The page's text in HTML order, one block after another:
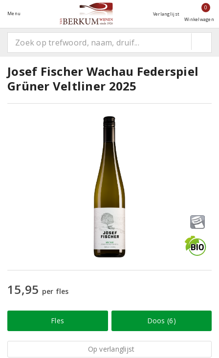
Menu Verlanglijst
0
Winkelwagen
Josef Fischer Wachau Federspiel
Grüner Veltliner 2025
15,95 per fles
Fles Doos (6)
Op verlanglijst